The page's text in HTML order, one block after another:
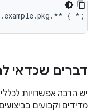
דברים שכדאי
יש הרבה אפשרויות
מדידים וקבועים